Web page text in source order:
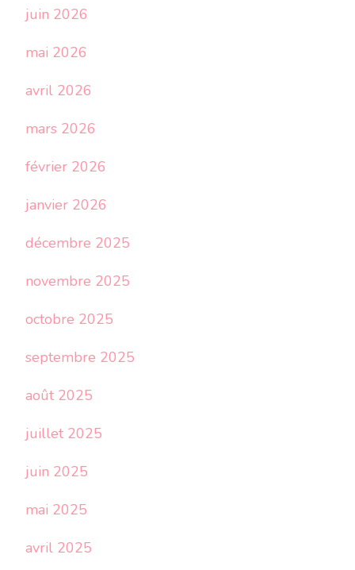
juin 2026
mai 2026
avril 2026
mars 2026
février 2026
janvier 2026
décembre 2025
novembre 2025
octobre 2025
septembre 2025
août 2025
juillet 2025
juin 2025
mai 2025
avril 2025